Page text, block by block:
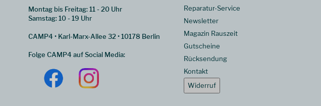
Montag bis Freitag: 11 - 20 Uhr
Samstag: 10 - 19 Uhr
CAMP4 • Karl-Marx-Allee 32 • 10178 Berlin
Folge CAMP4 auf Social Media:
Reparatur-Service
Newsletter
Magazin Rauszeit
Gutscheine
Rücksendung
Kontakt
Widerruf